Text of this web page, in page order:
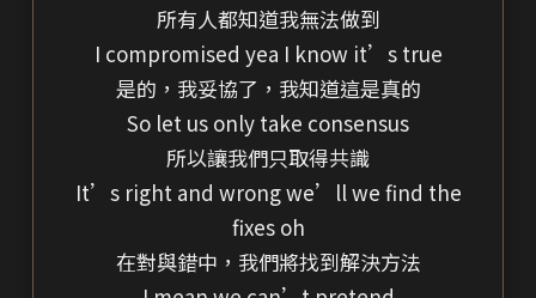
所有人都知道我無法做到
I compromised yea I know it’s true
是的，我妥協了，我知道這是真的
So let us only take consensus
所以讓我們只取得共識
It’s right and wrong we’ll we find the
fixes oh
在對與錯中，我們將找到解決方法